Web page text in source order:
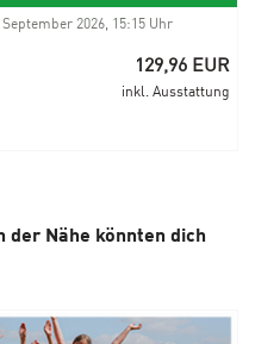
2026, 15:15 Uhr
129,96 EUR
inkl. Ausstattung
der Nähe könnten dich